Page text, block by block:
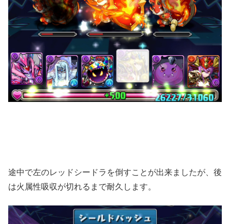
途中で左のレッドシードラを倒すことが出来ましたが、後
は火属性吸収が切れるまで耐久します。